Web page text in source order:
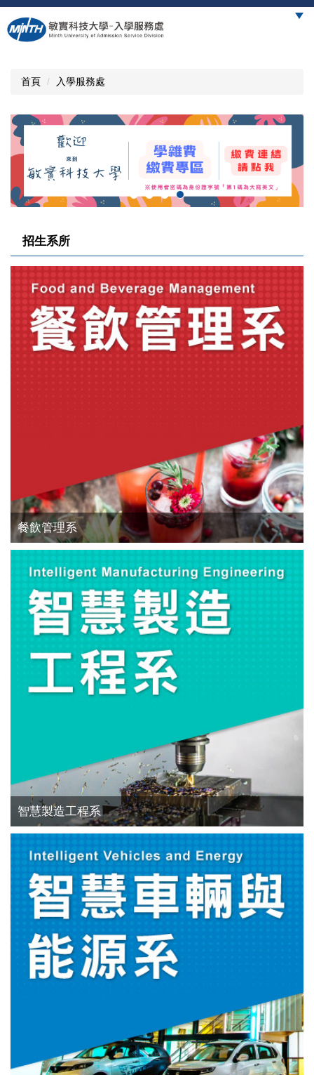
跳
到
主
首頁 入學服務處
招生系所
餐飲管理系
智慧製造工程系